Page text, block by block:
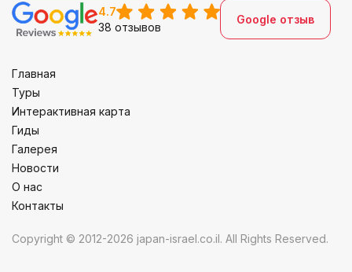
4.7
38 отзывов
Google отзыв
Главная
Туры
Интерактивная карта
Гиды
Галерея
Новости
О нас
Контакты
Copyright © 2012-2026 japan-israel.co.il. All Rights Reserved.